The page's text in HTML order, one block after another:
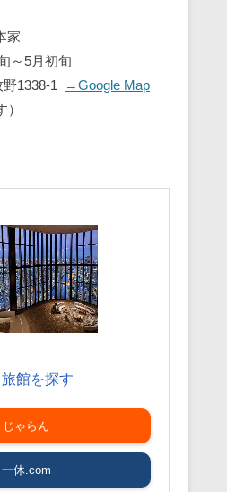
家
～5月初旬
1338-1
→Google Map
館を探す
じゃらん
一休.com